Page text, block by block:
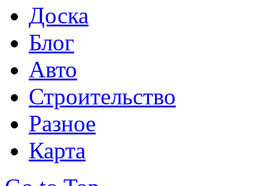
Доска
Блог
Авто
Строительство
Разное
Карта